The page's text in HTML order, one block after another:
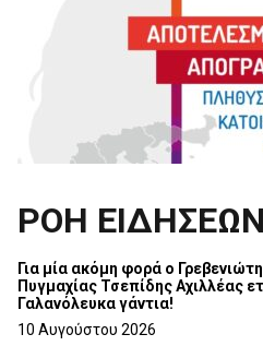
ΡΟΗ ΕΙΔΗΣΕΩΝ
Για μία ακόμη φορά ο
Πυγμαχίας Τσεπίδης Αχιλλέας
Γαλανόλευκα γάντια!
10 Αυγούστου 2026